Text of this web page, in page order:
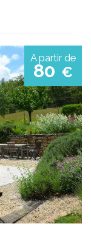
A partir de
80 €